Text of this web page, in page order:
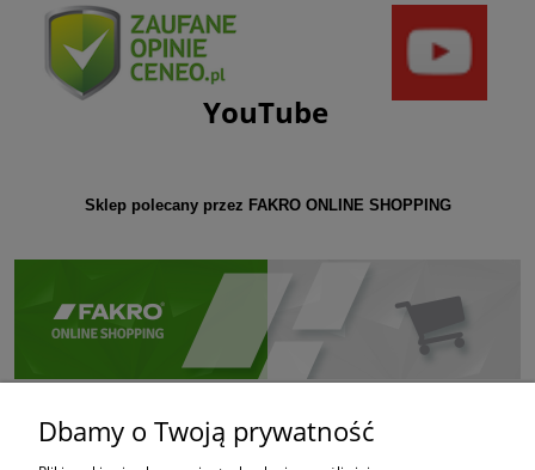
YouTube
Sklep polecany przez FAKRO ONLINE SHOPPING
Dbamy o Twoją prywatność